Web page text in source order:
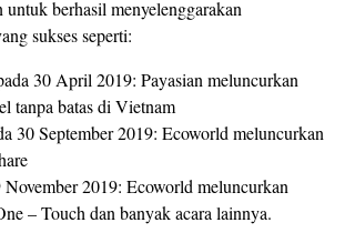
untuk berhasil menyelenggarakan
sukses seperti:
30 April 2019: Payasian meluncurkan
tanpa batas di Vietnam
30 September 2019: Ecoworld meluncurkan
2019: Ecoworld meluncurkan
– Touch dan banyak acara lainnya.